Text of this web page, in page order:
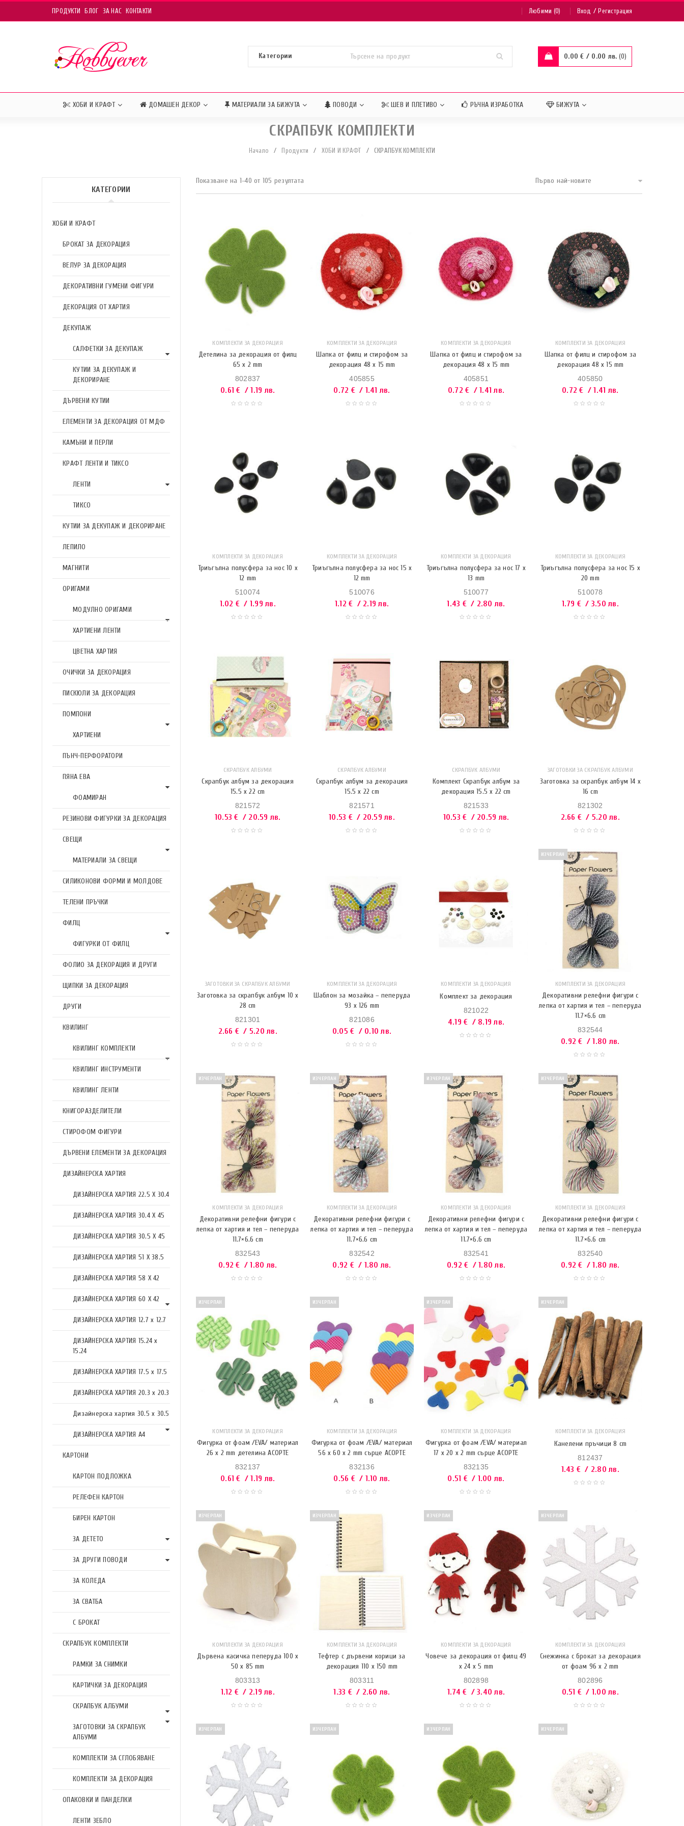
ПРОДУКТИ БЛОГ ЗА НАС КОНТАКТИ Любими (0) Вход /Регистрация
0.00€ / 0.00 лв. 0
ХОБИ И КРАФТ ДОМАШЕН ДЕКОР МАТЕРИАЛИ ЗА БИЖУТА ПОВОДИ ШЕВ И ПЛЕТИВО РЪЧНА ИЗРАБОТКА БИЖУТА
СКРАПБУК КОМПЛЕКТИ
Начало / Продукти / ХОБИ И КРАФТ / СКРАПБУК КОМПЛЕКТИ
КАТЕГОРИИ
ХОБИ И КРАФТ
БРОКАТ ЗА ДЕКОРАЦИЯ
ВЕЛУР ЗА ДЕКОРАЦИЯ
ДЕКОРАТИВНИ ГУМЕНИ ФИГУРИ
ДЕКОРАЦИЯ ОТ ХАРТИЯ
ДЕКУПАЖ
САЛФЕТКИ ЗА ДЕКУПАЖ
КУТИИ ЗА ДЕКУПАЖ И
ДЕКОРИРАНЕ
ДЪРВЕНИ КУТИИ
ЕЛЕМЕНТИ ЗА ДЕКОРАЦИЯ ОТ МДФ
КАМЪНИ И ПЕРЛИ
КРАФТ ЛЕНТИ И ТИКСО
ЛЕНТИ
ТИКСО
КУТИИ ЗА ДЕКУПАЖ И ДЕКОРИРАНЕ
ЛЕПИЛО
МАГНИТИ
ОРИГАМИ
МОДУЛНО ОРИГАМИ
ХАРТИЕНИ ЛЕНТИ
ЦВЕТНА ХАРТИЯ
ОЧИЧКИ ЗА ДЕКОРАЦИЯ
ПИСКЮЛИ ЗА ДЕКОРАЦИЯ
ПОМПОНИ
ХАРТИЕНИ
ПЪНЧ-ПЕРФОРАТОРИ
ПЯНА ЕВА
ФОАМИРАН
РЕЗИНОВИ ФИГУРКИ ЗА ДЕКОРАЦИЯ
СВЕЩИ
МАТЕРИАЛИ ЗА СВЕЩИ
СИЛИКОНОВИ ФОРМИ И МОЛДОВЕ
ТЕЛЕНИ ПРЪЧКИ
ФИЛЦ
ФИГУРКИ ОТ ФИЛЦ
ФОЛИО ЗА ДЕКОРАЦИЯ И ДРУГИ
ЩИПКИ ЗА ДЕКОРАЦИЯ
ДРУГИ
КВИЛИНГ
КВИЛИНГ КОМПЛЕКТИ
КВИЛИНГ ИНСТРУМЕНТИ
КВИЛИНГ ЛЕНТИ
КНИГОРАЗДЕЛИТЕЛИ
СТИРОФОМ ФИГУРИ
ДЪРВЕНИ ЕЛЕМЕНТИ ЗА ДЕКОРАЦИЯ
ДИЗАЙНЕРСКА ХАРТИЯ
ДИЗАЙНЕРСКА ХАРТИЯ 22.5 X 30.4
ДИЗАЙНЕРСКА ХАРТИЯ 30.4 X 45
ДИЗАЙНЕРСКА ХАРТИЯ 30.5 X 45
ДИЗАЙНЕРСКА ХАРТИЯ 51 X 38.5
ДИЗАЙНЕРСКА ХАРТИЯ 58 X 42
ДИЗАЙНЕРСКА ХАРТИЯ 60 X 42
ДИЗАЙНЕРСКА ХАРТИЯ 12.7 x 12.7
ДИЗАЙНЕРСКА ХАРТИЯ 15.24 x
15.24
ДИЗАЙНЕРСКА ХАРТИЯ 17.5 х 17.5
ДИЗАЙНЕРСКА ХАРТИЯ 20.3 х 20.3
Дизайнерска хартия 30.5 х 30.5
ДИЗАЙНЕРСКА ХАРТИЯ А4
КАРТОНИ
КАРТОН ПОДЛОЖКА
РЕЛЕФЕН КАРТОН
БИРЕН КАРТОН
ЗА ДЕТЕТО
ЗА ДРУГИ ПОВОДИ
ЗА КОЛЕДА
ЗА СВАТБА
С БРОКАТ
СКРАПБУК КОМПЛЕКТИ
РАМКИ ЗА СНИМКИ
КАРТИЧКИ ЗА ДЕКОРАЦИЯ
СКРАПБУК АЛБУМИ
ЗАГОТОВКИ ЗА СКРАПБУК
АЛБУМИ
КОМПЛЕКТИ ЗА СГЛОБЯВАНЕ
КОМПЛЕКТИ ЗА ДЕКОРАЦИЯ
ОПАКОВКИ И ПАНДЕЛКИ
ЛЕНТИ ЗЕБЛО
Показване на 1–40 от 105 резултата Първо най-новите
КОМПЛЕКТИ ЗА ДЕКОРАЦИЯ
Детелина за декорация от филц
65 х 2 mm
802837
0.61€ / 1.19 лв.
КОМПЛЕКТИ ЗА ДЕКОРАЦИЯ
Шапка от филц и стирофом за
декорация 48 x 15 mm
405855
0.72 € / 1.41 лв.
КОМПЛЕКТИ ЗА ДЕКОРАЦИЯ
Шапка от филц и стирофом за
декорация 48 x 15 mm
405851
0.72€ / 1.41 лв.
КОМПЛЕКТИ ЗА ДЕКОРАЦИЯ
Шапка от филц и стирофом за
декорация 48 x 15 mm
405850
0.72€ / 1.41 лв.
КОМПЛЕКТИ ЗА ДЕКОРАЦИЯ
Триъгълна полусфера за нос 10 x
12 mm
510074
1.02 € / 1.99 лв.
КОМПЛЕКТИ ЗА ДЕКОРАЦИЯ
Триъгълна полусфера за нос 15 x
12 mm
510076
1.12€ / 2.19 лв.
КОМПЛЕКТИ ЗА ДЕКОРАЦИЯ
Триъгълна полусфера за нос 17 x
13 mm
510077
1.43 € / 2.80 лв.
КОМПЛЕКТИ ЗА ДЕКОРАЦИЯ
Триъгълна полусфера за нос 15 x
20 mm
510078
1.79 € / 3.50 лв.
СКРАПБУК АЛБУМИ
Скрапбук албум за декорация
15.5 x 22 cm
821572
10.53€ / 20.59 лв.
СКРАПБУК АЛБУМИ
Скрапбук албум за декорация
15.5 x 22 cm
821571
10.53 € / 20.59 лв.
СКРАПБУК АЛБУМИ
Комплект Скрапбук албум за
декорация 15.5 x 22 cm
821533
10.53€ / 20.59 лв.
ЗАГОТОВКИ ЗА СКРАПБУК АЛБУМИ
Заготовка за скрапбук албум 14 x
16 cm
821302
2.66 € / 5.20 лв.
ЗАГОТОВКИ ЗА СКРАПБУК АЛБУМИ
Заготовка за скрапбук албум 10 x
28 cm
821301
2.66 € / 5.20 лв.
КОМПЛЕКТИ ЗА ДЕКОРАЦИЯ
Шаблон за мозайка – пеперуда
93 x 126 mm
821086
0.05€ / 0.10 лв.
КОМПЛЕКТИ ЗА ДЕКОРАЦИЯ
Комплект за декорация
821022
4.19€ / 8.19 лв.
ИЗЧЕРПАН
КОМПЛЕКТИ ЗА ДЕКОРАЦИЯ
Декоративни релефни фигури с
лепка от хартия и тел – пеперуда
11.7×6.6 cm
832544
0.92€ / 1.80 лв.
ИЗЧЕРПАН
КОМПЛЕКТИ ЗА ДЕКОРАЦИЯ
Декоративни релефни фигури с
лепка от хартия и тел – пеперуда
11.7×6.6 cm
832543
0.92€ / 1.80 лв.
ИЗЧЕРПАН
КОМПЛЕКТИ ЗА ДЕКОРАЦИЯ
Декоративни релефни фигури с
лепка от хартия и тел – пеперуда
11.7×6.6 cm
832542
0.92 € / 1.80 лв.
ИЗЧЕРПАН
КОМПЛЕКТИ ЗА ДЕКОРАЦИЯ
Декоративни релефни фигури с
лепка от хартия и тел – пеперуда
11.7×6.6 cm
832541
0.92€ / 1.80 лв.
ИЗЧЕРПАН
КОМПЛЕКТИ ЗА ДЕКОРАЦИЯ
Декоративни релефни фигури с
лепка от хартия и тел – пеперуда
11.7×6.6 cm
832540
0.92€ / 1.80 лв.
ИЗЧЕРПАН
КОМПЛЕКТИ ЗА ДЕКОРАЦИЯ
Фигурка от фоам /EVA/ материал
26 x 2 mm детелина АСОРТЕ
832137
0.61€ / 1.19 лв.
ИЗЧЕРПАН
КОМПЛЕКТИ ЗА ДЕКОРАЦИЯ
Фигурка от фоам /EVA/ материал
56 x 60 x 2 mm сърце АСОРТЕ
832136
0.56 € / 1.10 лв.
ИЗЧЕРПАН
КОМПЛЕКТИ ЗА ДЕКОРАЦИЯ
Фигурка от фоам /EVA/ материал
17 x 20 x 2 mm сърце АСОРТЕ
832135
0.51 € / 1.00 лв.
ИЗЧЕРПАН
КОМПЛЕКТИ ЗА ДЕКОРАЦИЯ
Канелени пръчици 8 cm
812437
1.43 € / 2.80 лв.
ИЗЧЕРПАН
КОМПЛЕКТИ ЗА ДЕКОРАЦИЯ
Дървена касичка пеперуда 100 x
50 x 85 mm
803313
1.12 € / 2.19 лв.
ИЗЧЕРПАН
КОМПЛЕКТИ ЗА ДЕКОРАЦИЯ
Тефтер с дървени корици за
декорация 110 x 150 mm
803311
1.33 € / 2.60 лв.
ИЗЧЕРПАН
КОМПЛЕКТИ ЗА ДЕКОРАЦИЯ
Човече за декорация от филц 49
x 24 x 5 mm
802898
1.74€ / 3.40 лв.
ИЗЧЕРПАН
КОМПЛЕКТИ ЗА ДЕКОРАЦИЯ
Снежинка с брокат за декорация
от фоам 96 x 2 mm
802896
0.51 € / 1.00 лв.
ИЗЧЕРПАН ИЗЧЕРПАН ИЗЧЕРПАН ИЗЧЕРПАН